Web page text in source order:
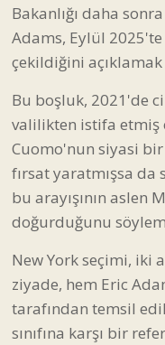
Bakanlığı daha
Adams, Eylül
çekildiğini
Bu boşluk, 2021'de
valilikten istifa etmiş
Cuomo'nun siyasi
fırsat yaratmışsa da
bu arayışının aslen
doğurduğunu
New York seçimi, iki
ziyade, hem Eric
tarafından temsil
sınıfına karşı bir